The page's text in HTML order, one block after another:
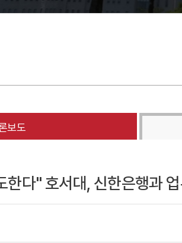
IT서비스 안내
IT서비스안내-미사용
교내식당
보도
한다" 호서대, 신한은행과